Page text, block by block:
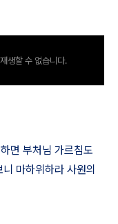
생할 수 없습니다.
면 부처님 가르침도
마하위하라 사원의